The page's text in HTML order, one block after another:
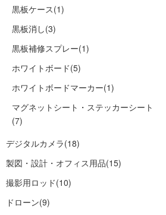
黒板ケース(1)
黒板消し(3)
黒板補修スプレー(1)
ホワイトボード(5)
ホワイトボードマーカー(1)
マグネットシート・ステッカーシート
(7)
デジタルカメラ(18)
製図・設計・オフィス用品(15)
撮影用ロッド(10)
ドローン(9)